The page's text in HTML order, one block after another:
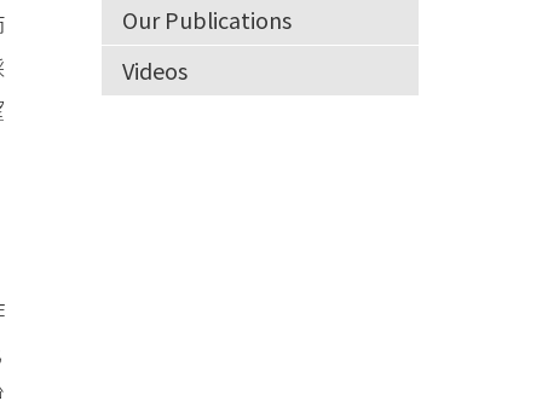
Our Publications
Videos